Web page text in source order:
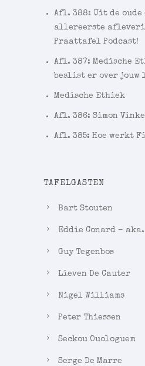
Afl. 388: Uit de oude
allereerste
Praattafel Podcast!
Afl. 387: Medische
beslist er over jouw
Medische Ethiek
Afl. 386: Simon
Afl. 385: Hoe werkt
TAFELGASTEN
Bart Stouten
Eddie Conard –
Guy Tegenbos
Lieven De Cauter
Nigel Williams
Peter Thiessen
Seckou Ouologuem
Serge De Marre